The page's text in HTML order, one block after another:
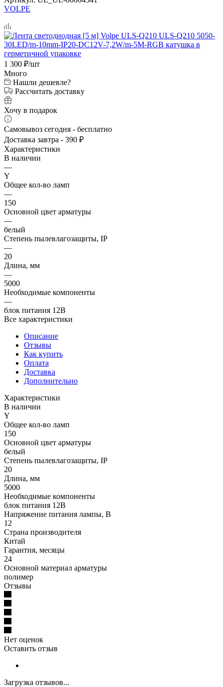
VOLPE
1 300 ₽/шт
Много
Нашли дешевле?
Рассчитать доставку
Хочу в подарок
Самовывоз сегодня - бесплатно
Доставка завтра - 390 ₽
Характеристики
В наличии
—
Y
Общее кол-во ламп
—
150
Основной цвет арматуры
—
белый
Степень пылевлагозащиты, IP
—
20
Длина, мм
—
5000
Необходимые компоненты
—
блок питания 12В
Все характеристики
Описание
Отзывы
Как купить
Оплата
Доставка
Дополнительно
Характеристики
В наличии
Y
Общее кол-во ламп
150
Основной цвет арматуры
белый
Степень пылевлагозащиты, IP
20
Длина, мм
5000
Необходимые компоненты
блок питания 12В
Напряжение питания лампы, В
12
Страна производителя
Китай
Гарантия, месяцы
24
Основной материал арматуры
полимер
Отзывы
Нет оценок
Оставить отзыв
Загрузка отзывов...